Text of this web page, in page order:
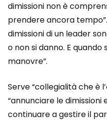
dimissioni non è
prendere ancora
dimissioni di un leader
o non si danno. E quando
manovre”.
Serve “collegialità che è
“annunciare le
continuare a gestire il